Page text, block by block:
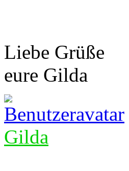
Liebe Grüße
eure Gilda
Gilda